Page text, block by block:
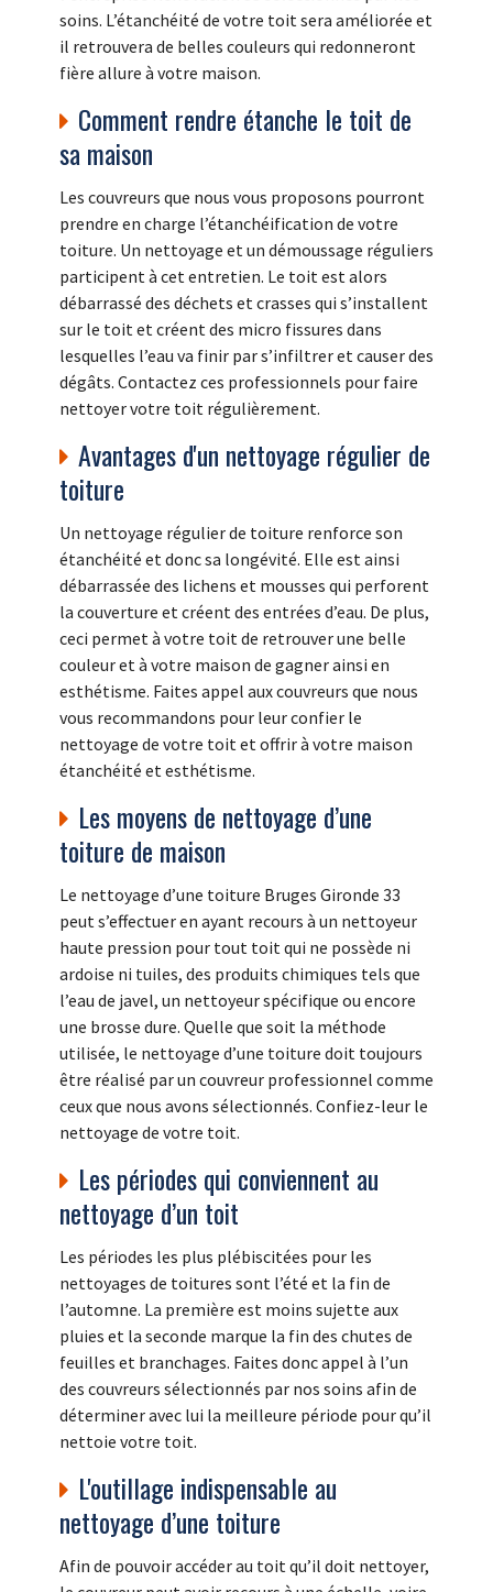
soins. L’étanchéité de votre toit sera améliorée et
il retrouvera de belles couleurs qui redonneront
fière allure à votre maison.
Comment rendre étanche le toit de
sa maison
Les couvreurs que nous vous proposons pourront
prendre en charge l’étanchéification de votre
toiture. Un nettoyage et un démoussage réguliers
participent à cet entretien. Le toit est alors
débarrassé des déchets et crasses qui s’installent
sur le toit et créent des micro fissures dans
lesquelles l’eau va finir par s’infiltrer et causer des
dégâts. Contactez ces professionnels pour faire
nettoyer votre toit régulièrement.
Avantages d'un nettoyage régulier de
toiture
Un nettoyage régulier de toiture renforce son
étanchéité et donc sa longévité. Elle est ainsi
débarrassée des lichens et mousses qui perforent
la couverture et créent des entrées d’eau. De plus,
ceci permet à votre toit de retrouver une belle
couleur et à votre maison de gagner ainsi en
esthétisme. Faites appel aux couvreurs que nous
vous recommandons pour leur confier le
nettoyage de votre toit et offrir à votre maison
étanchéité et esthétisme.
Les moyens de nettoyage d’une
toiture de maison
Le nettoyage d’une toiture Bruges Gironde 33
peut s’effectuer en ayant recours à un nettoyeur
haute pression pour tout toit qui ne possède ni
ardoise ni tuiles, des produits chimiques tels que
l’eau de javel, un nettoyeur spécifique ou encore
une brosse dure. Quelle que soit la méthode
utilisée, le nettoyage d’une toiture doit toujours
être réalisé par un couvreur professionnel comme
ceux que nous avons sélectionnés. Confiez-leur le
nettoyage de votre toit.
Les périodes qui conviennent au
nettoyage d’un toit
Les périodes les plus plébiscitées pour les
nettoyages de toitures sont l’été et la fin de
l’automne. La première est moins sujette aux
pluies et la seconde marque la fin des chutes de
feuilles et branchages. Faites donc appel à l’un
des couvreurs sélectionnés par nos soins afin de
déterminer avec lui la meilleure période pour qu’il
nettoie votre toit.
L'outillage indispensable au
nettoyage d’une toiture
Afin de pouvoir accéder au toit qu’il doit nettoyer,